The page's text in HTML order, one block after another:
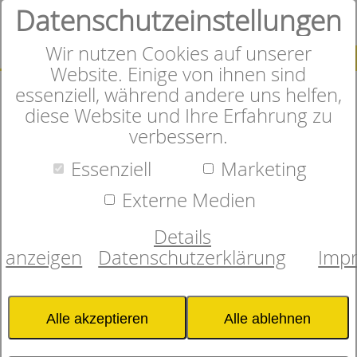
SUCHE
0
Datenschutzeinstellungen
Wir nutzen Cookies auf unserer
Website. Einige von ihnen sind
essenziell, während andere uns helfen,
diese Website und Ihre Erfahrung zu
verbessern.
Essenziell
Marketing
Externe Medien
Details
anzeigen
Datenschutzerklärung
Alle akzeptieren Alle ablehnen
Herzlich Willkommen im
Online-Shop
Sie sorgfältig ausgewählte
Matratzen, Bettwaren und